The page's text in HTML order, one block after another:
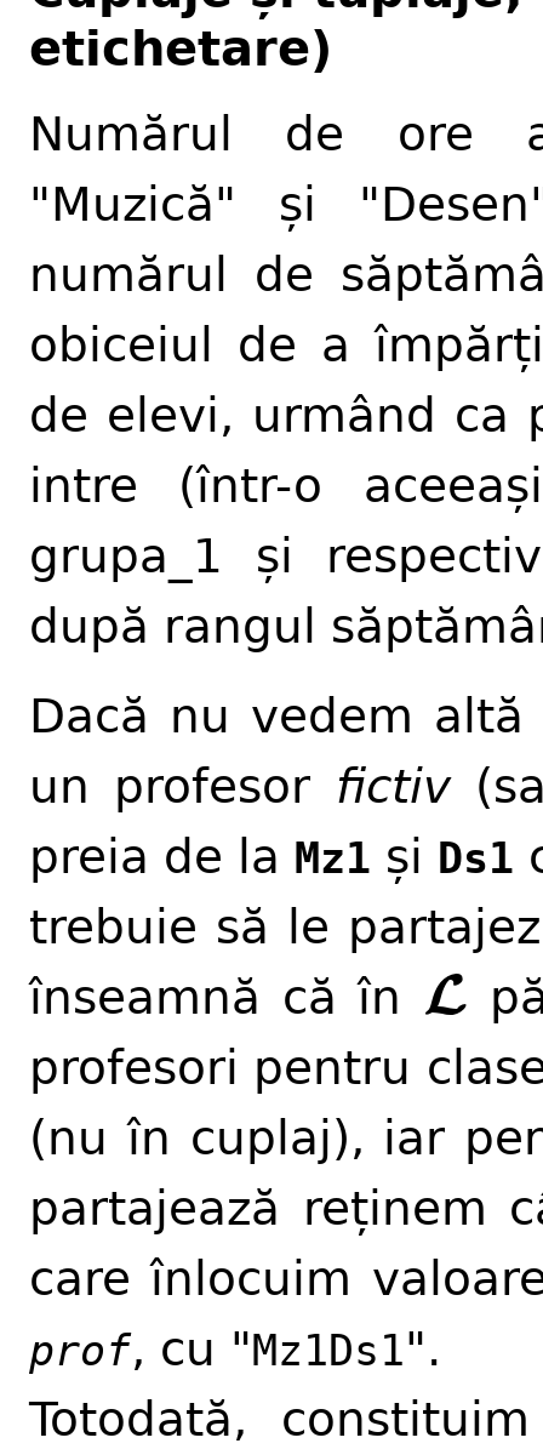
etichetare)
Numărul de ore
"Muzică" și
numărul de
obiceiul de a
de elevi, urmând ca
intre (într-o
grupa_1 și
după rangul
Dacă nu vedem
un profesor fictiv
preia de la Mz1 și Ds1
trebuie să le
înseamnă că în L
L
profesori pentru
(nu în cuplaj), iar
partajează reținem
care înlocuim
prof, cu "Mz1Ds1".
Totodată,